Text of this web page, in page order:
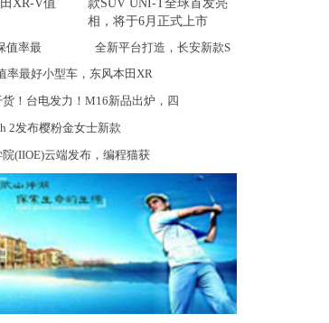
值率最
全新平台打造，长安新款S
率最好小型车，东风本田XR
！台电发力！M16新品出炉，四
2发布樱粉金女士新款
(IIOE)云端发布，编程猫获